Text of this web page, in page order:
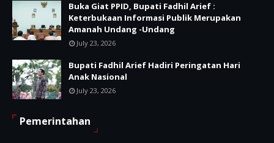
Buka Giat PPID, Bupati Fadhil Arief :
Keterbukaan Informasi Publik Merupakan
Amanah Undang -Undang
July 23, 2026
Bupati Fadhil Arief Hadiri Peringatan Hari
Anak Nasional
July 23, 2026
Pemerintahan